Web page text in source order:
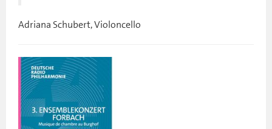
Adriana Schubert, Violoncello